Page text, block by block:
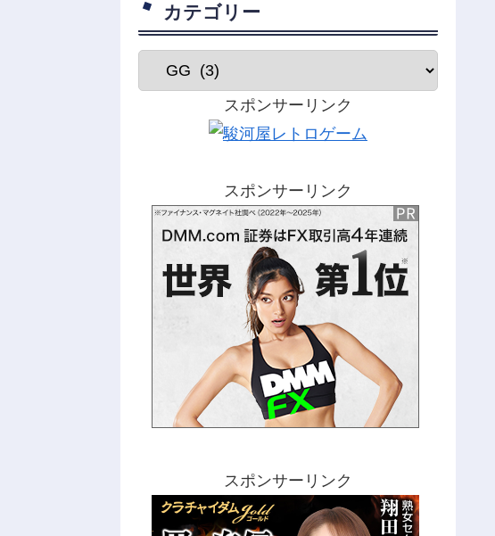
カテゴリー
スポンサーリンク
スポンサーリンク
スポンサーリンク